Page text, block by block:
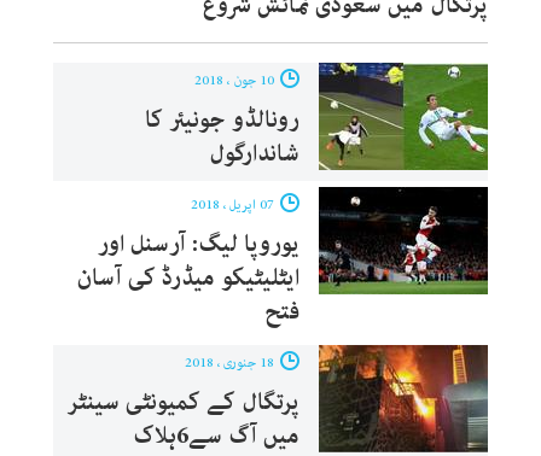
رونالڈو جونیئر کا
شاندارگول
یوروپا لیگ: آرسنل اور
ایٹلیٹیکو میڈرڈ کی آسان
فتح
پرتگال کے کمیونٹی سینٹر
میں آگ سے6ہلاک